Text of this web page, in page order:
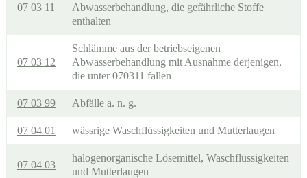
07 03 11
Abwasserbehandlung, die gefährliche Stoffe
enthalten
07 03 12
Schlämme aus der betriebseigenen
Abwasserbehandlung mit Ausnahme derjenigen,
die unter 070311 fallen
07 03 99 Abfälle a. n. g.
07 04 01 wässrige Waschflüssigkeiten und Mutterlaugen
07 04 03
halogenorganische Lösemittel, Waschflüssigkeiten
und Mutterlaugen